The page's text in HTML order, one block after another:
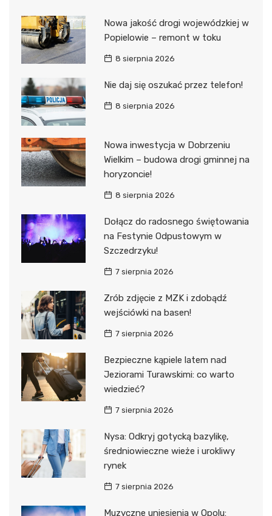
Nowa jakość drogi wojewódzkiej w
Popielowie – remont w toku
8 sierpnia 2026
Nie daj się oszukać przez telefon!
8 sierpnia 2026
Nowa inwestycja w Dobrzeniu
Wielkim – budowa drogi gminnej na
horyzoncie!
8 sierpnia 2026
Dołącz do radosnego świętowania
na Festynie Odpustowym w
Szczedrzyku!
7 sierpnia 2026
Zrób zdjęcie z MZK i zdobądź
wejściówki na basen!
7 sierpnia 2026
Bezpieczne kąpiele latem nad
Jeziorami Turawskimi: co warto
wiedzieć?
7 sierpnia 2026
Nysa: Odkryj gotycką bazylikę,
średniowieczne wieże i urokliwy
rynek
7 sierpnia 2026
Muzyczne uniesienia w Opolu: